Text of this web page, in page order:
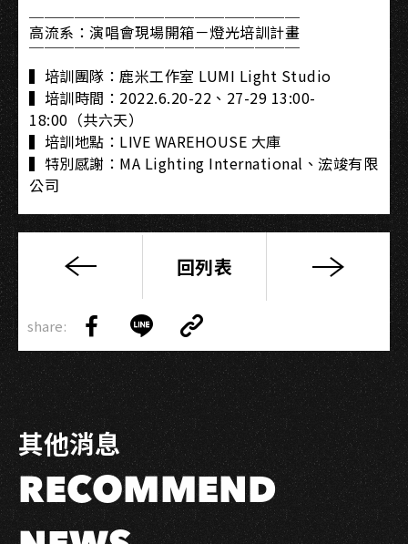
高流系：演唱會現場開箱－燈光培訓計畫
￣￣￣￣￣￣￣￣￣￣￣￣￣￣￣￣￣￣
▍培訓團隊：鹿米工作室 LUMI Light Studio
▍培訓時間：2022.6.20-22、27-29 13:00-
18:00（共六天）
▍培訓地點：LIVE WAREHOUSE 大庫
▍特別感謝：MA Lighting International、浤竣有限
公司
【第
梯
次】
高
雄
流
行
音
樂
中
心
回列表
share:
Share
on
Facebook
Share
on
LINE
Copy
Link
Link
其他消息
RECOMMEND